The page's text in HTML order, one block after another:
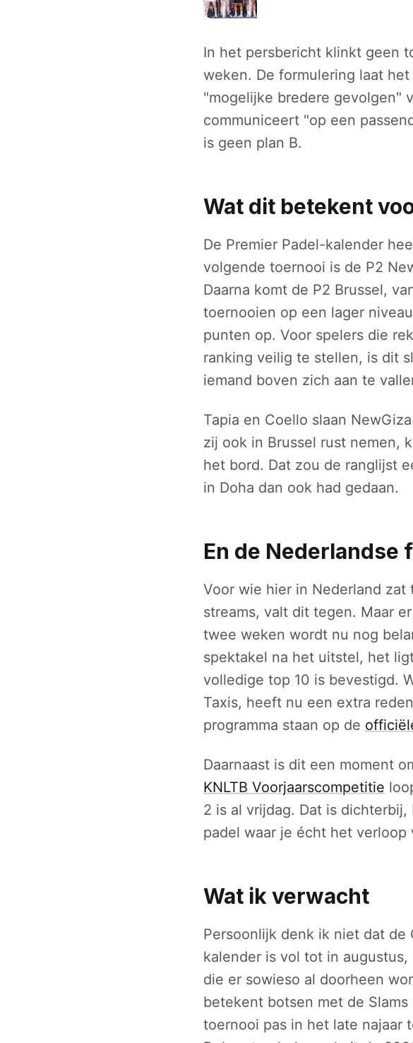
In het persbericht klinkt geen
weken. De formulering laat
"mogelijke bredere gevolgen"
communiceert "op een
is geen plan B.
Wat dit betekent
De Premier Padel-kalender
volgende toernooi is de P2
Daarna komt de P2 Brussel,
toernooien op een lager
punten op. Voor spelers die
ranking veilig te stellen, is dit
iemand boven zich aan te
Tapia en Coello slaan
zij ook in Brussel rust nemen,
het bord. Dat zou de ranglijst
in Doha dan ook had gedaan.
En de Nederlandse
Voor wie hier in Nederland
streams, valt dit tegen. Maar
twee weken wordt nu nog
spektakel na het uitstel, het
volledige top 10 is bevestigd.
Taxis, heeft nu een extra
programma staan op de
Daarnaast is dit een moment
KNLTB Voorjaarscompetitie
2 is al vrijdag. Dat is
padel waar je écht het verloop
Wat ik verwacht
Persoonlijk denk ik niet dat de
kalender is vol tot in
die er sowieso al doorheen
betekent botsen met de
toernooi pas in het late najaar